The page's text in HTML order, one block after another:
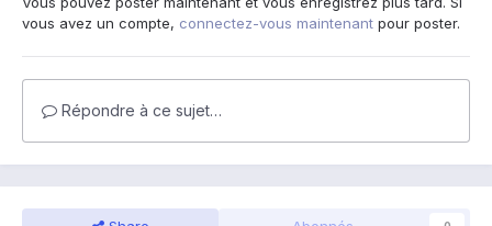
vous avez un compte, connectez-vous maintenant pour poster.
Répondre à ce sujet…